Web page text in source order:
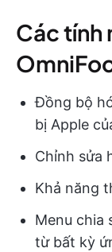
Các tính
Đồng bộ
bị Apple
Chỉnh sửa
Khả năng
Menu chia
từ bất kỳ